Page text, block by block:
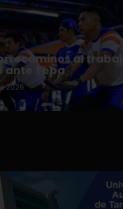
al trabajo
ante Tepa
2026